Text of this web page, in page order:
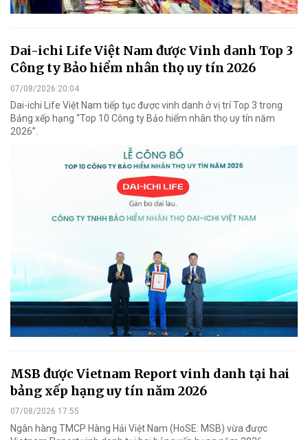
Dai-ichi Life Việt Nam được Vinh danh Top 3
Công ty Bảo hiểm nhân thọ uy tín 2026
07/08/2026 20:04
Dai-ichi Life Việt Nam tiếp tục được vinh danh ở vị trí Top 3 trong
Bảng xếp hạng “Top 10 Công ty Bảo hiểm nhân thọ uy tín năm
2026”.
MSB được Vietnam Report vinh danh tại hai
bảng xếp hạng uy tín năm 2026
07/08/2026 17:55
Ngân hàng TMCP Hàng Hải Việt Nam (HoSE: MSB) vừa được